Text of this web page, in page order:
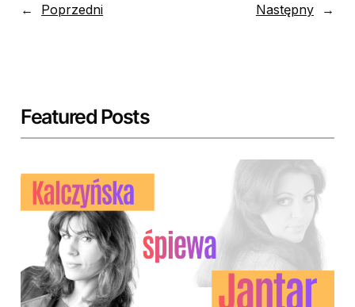
← Poprzedni Następny →
Featured Posts